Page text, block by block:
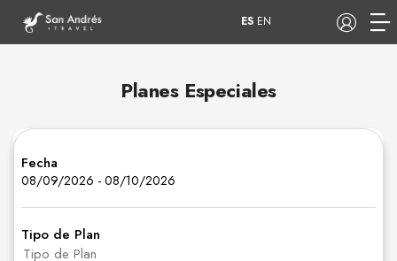
Tours
COP
ES EN
Planes Especiales
Fecha
08/09/2026 - 08/10/2026
Tipo de Plan